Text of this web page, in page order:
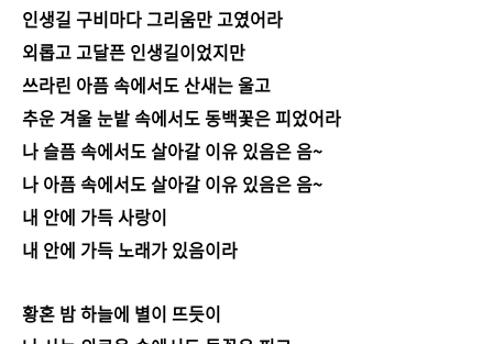
인생길 구비마다 그리움만 고였어라
외롭고 고달픈 인생길이었지만
쓰라린 아픔 속에서도 산새는 울고
추운 겨울 눈밭 속에서도 동백꽃은 피었어라
나 슬픔 속에서도 살아갈 이유 있음은 음~
나 아픔 속에서도 살아갈 이유 있음은 음~
내 안에 가득 사랑이
내 안에 가득 노래가 있음이라
황혼 밤 하늘에 별이 뜨듯이